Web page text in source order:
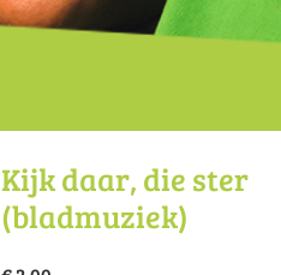
Kijk daar, die ster
(bladmuziek)